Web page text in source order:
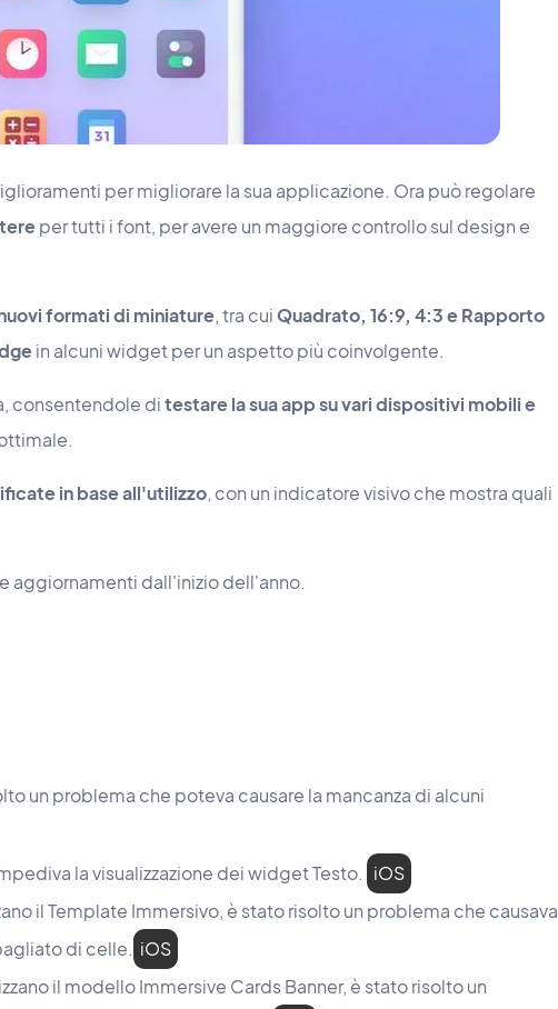
per migliorare la sua applicazione. Ora può regolare
per tutti i font, per avere un maggiore controllo sul design e
formati di miniature, tra cuiQuadrato, 16:9, 4:3 e Rapporto
in alcuni widget per un aspetto più coinvolgente.
consentendole ditestare la sua app su vari dispositivi mobili e
in base all'utilizzo, con un indicatore visivo che mostra quali
aggiornamenti dall'inizio dell'anno.
un problema che poteva causare la mancanza di alcuni
la visualizzazione dei widget Testo. iOS
il Template Immersivo, è stato risolto un problema che causava
di celle. iOS
il modello Immersive Cards Banner, è stato risolto un